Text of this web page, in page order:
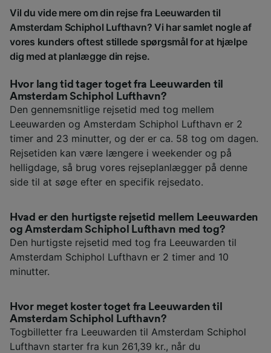
Vil du vide mere om din rejse fra Leeuwarden til
Amsterdam Schiphol Lufthavn? Vi har samlet nogle af
vores kunders oftest stillede spørgsmål for at hjælpe
dig med at planlægge din rejse.
Hvor lang tid tager toget fra Leeuwarden til
Amsterdam Schiphol Lufthavn?
Den gennemsnitlige rejsetid med tog mellem
Leeuwarden og Amsterdam Schiphol Lufthavn er 2
timer and 23 minutter, og der er ca. 58 tog om dagen.
Rejsetiden kan være længere i weekender og på
helligdage, så brug vores rejseplanlægger på denne
side til at søge efter en specifik rejsedato.
Hvad er den hurtigste rejsetid mellem Leeuwarden
og Amsterdam Schiphol Lufthavn med tog?
Den hurtigste rejsetid med tog fra Leeuwarden til
Amsterdam Schiphol Lufthavn er 2 timer and 10
minutter.
Hvor meget koster toget fra Leeuwarden til
Amsterdam Schiphol Lufthavn?
Togbilletter fra Leeuwarden til Amsterdam Schiphol
Lufthavn starter fra kun 261,39 kr., når du